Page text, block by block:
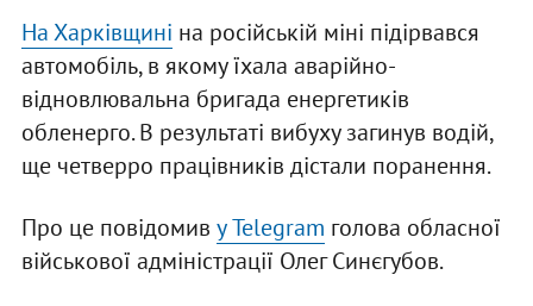
На Харківщині на російській міні підірвався
автомобіль, в якому їхала аварійно-
відновлювальна бригада енергетиків
обленерго. В результаті вибуху загинув водій,
ще четверро працівників дістали поранення.
Про це повідомив у Telegram голова обласної
військової адміністрації Олег Синєгубов.